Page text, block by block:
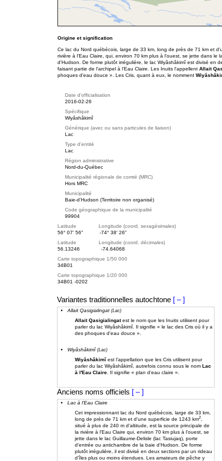
Origine et signification
Ce lac du Nord québécois, large de 33 km, long de près de 71 km et
rivière à l'Eau Claire, qui, environ 70 km plus à l'ouest, se jette dans le
d'Hudson. De forme plutôt irrégulière, le lac Wiyâshâkimî est divisé en
faisant partie de l'archipel à l'Eau Claire. Les Inuits l'appellent Allait
phoques d'eau douce ». Les Cris, quant à eux, le nomment
Date d'officialisation
2016-02-26
Spécifique
Wiyâshâkimî
Générique (avec ou sans particules de liaison)
Lac
Type d'entité
Lac
Région administrative
Nord-du-Québec
Municipalité régionale de comté (MRC)
Hors MRC
Municipalité
Baie-d'Hudson (Territoire non organisé)
Code géographique de la municipalité
99904
Latitude Longitude (coord. sexagésimales)
56° 07' 56"
-74° 38' 26"
Latitude Longitude (coord. décimales)
56.13246
-74.64068
Carte topographique 1/50 000
34B01
Carte topographique 1/20 000
34B01 -0202
Variantes traditionnelles autochtone [ – ]
Allait Qasigialingat (Lac)
Allait Qasigialingatest le nom que les Inuits utilisent pour
parler du lac Wiyâshâkimî. Il signifie « le lac des Cris où il y a
des phoques d'eau douce ».
Wiyâshâkimî (Lac)
Wiyâshâkimî est l'appellation que les Cris utilisent pour
parler du lac Wiyâshâkimî, autrefois connu sous le nom Lac
à l'Eau Claire . Il signifie « plan d'eau claire ».
Anciens noms officiels [ – ]
Lac à l'Eau Claire
Cet impressionnant lac du Nord québécois, large de 33 km,
long de près de 71 km et d'une superficie de 1243 km2
situé à plus de 240 m d'altitude, est la source principale de
la rivière à l'Eau Claire qui, environ 70 km plus à l'ouest, se
jette dans le lac Guillaume-Delisle (lac Tasiujaq), porte
d'entrée ou antichambre de la baie d'Hudson. De forme
plutôt irrégulière, il est divisé en deux sections par un rideau
d'îles plus ou moins étendues. Les amateurs de pêche y